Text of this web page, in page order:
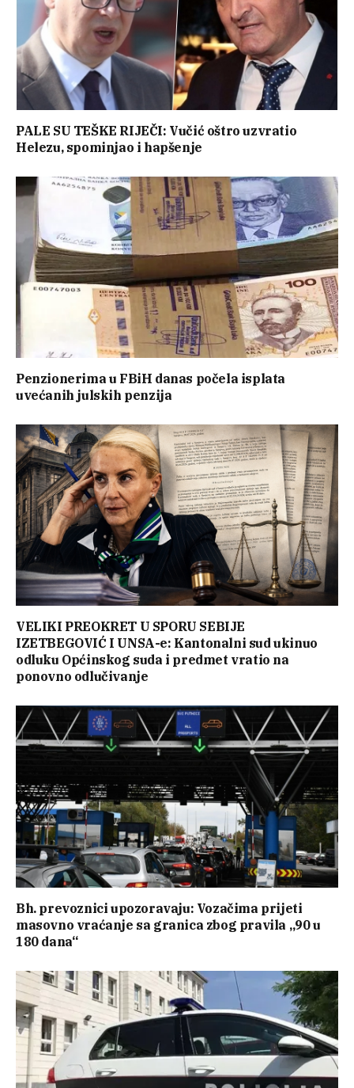
PALE SU TEŠKE RIJEČI: Vučić oštro uzvratio
Helezu, spominjao i hapšenje
Penzionerima u FBiH danas počela isplata
uvećanih julskih penzija
VELIKI PREOKRET U SPORU SEBIJE
IZETBEGOVIĆ I UNSA-e: Kantonalni sud ukinuo
odluku Općinskog suda i predmet vratio na
ponovno odlučivanje
Bh. prevoznici upozoravaju: Vozačima prijeti
masovno vraćanje sa granica zbog pravila „90 u
180 dana“